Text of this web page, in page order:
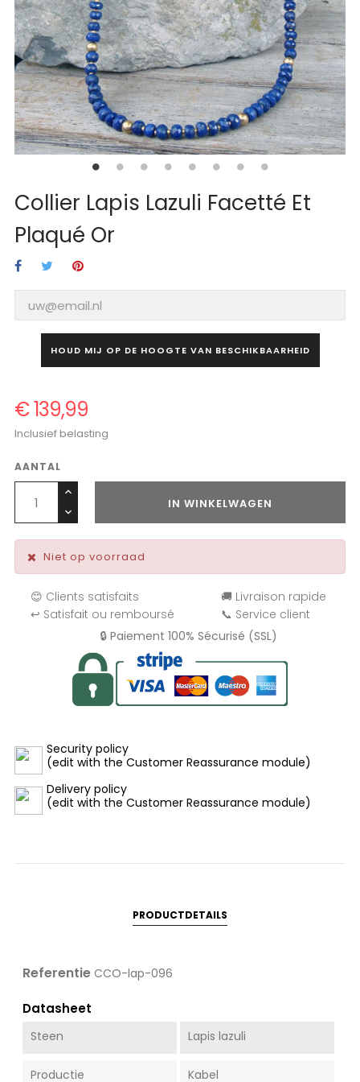
Collier Lapis Lazuli Facetté Et
Plaqué Or
HOUD MIJ OP DE HOOGTE VAN BESCHIKBAARHEID
€ 139,99
Inclusief belasting
AANTAL
IN WINKELWAGEN
Niet op voorraad
😊 Clients satisfaits
🚚 Livraison rapide
↩️ Satisfait ou remboursé
📞 Service client
🔒 Paiement 100% Sécurisé (SSL)
Security policy
(edit with the Customer Reassurance module)
Delivery policy
(edit with the Customer Reassurance module)
PRODUCTDETAILS
Referentie CCO-lap-096
Datasheet
Steen Lapis lazuli
Productie Kabel